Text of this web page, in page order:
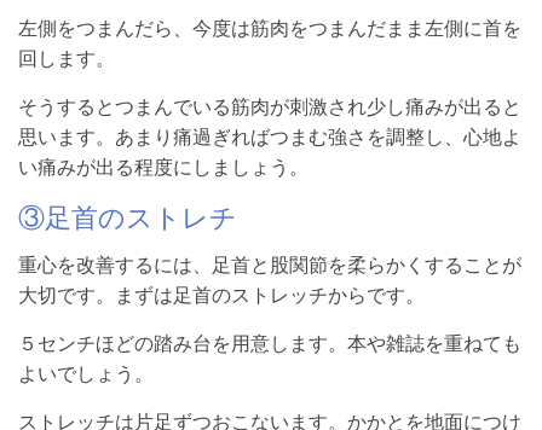
左側をつまんだら、今度は筋肉をつまんだまま左側に首を
回します。
そうするとつまんでいる筋肉が刺激され少し痛みが出ると
思います。あまり痛過ぎればつまむ強さを調整し、心地よ
い痛みが出る程度にしましょう。
③足首のストレチ
重心を改善するには、足首と股関節を柔らかくすることが
大切です。まずは足首のストレッチからです。
５センチほどの踏み台を用意します。本や雑誌を重ねても
よいでしょう。
ストレッチは片足ずつおこないます。かかとを地面につけ